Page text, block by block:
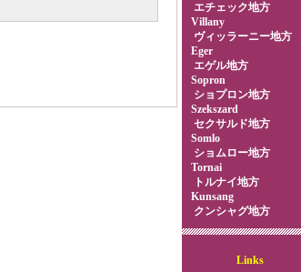
エチェック地方
Villany
ヴィッラーニー地方
Eger
エゲル地方
Sopron
ショプロン地方
Szekszard
セクサルド地方
Somlo
ショムロー地方
Tornai
トルナイ地方
Kunsang
クンシャグ地方
Links